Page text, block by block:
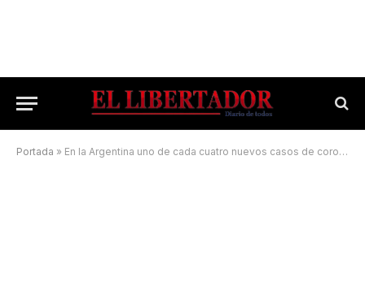
Portada » En la Argentina uno de cada cuatro nuevos casos de coronavirus es en menores de 18